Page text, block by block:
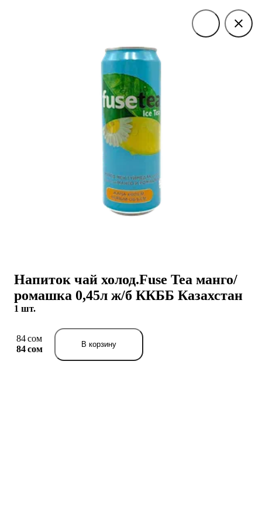
Напиток чай холод.Fuse Tea манго/
ромашка 0,45л ж/б ККББ Казахстан
1 шт.
84 сом
84 сом
В корзину